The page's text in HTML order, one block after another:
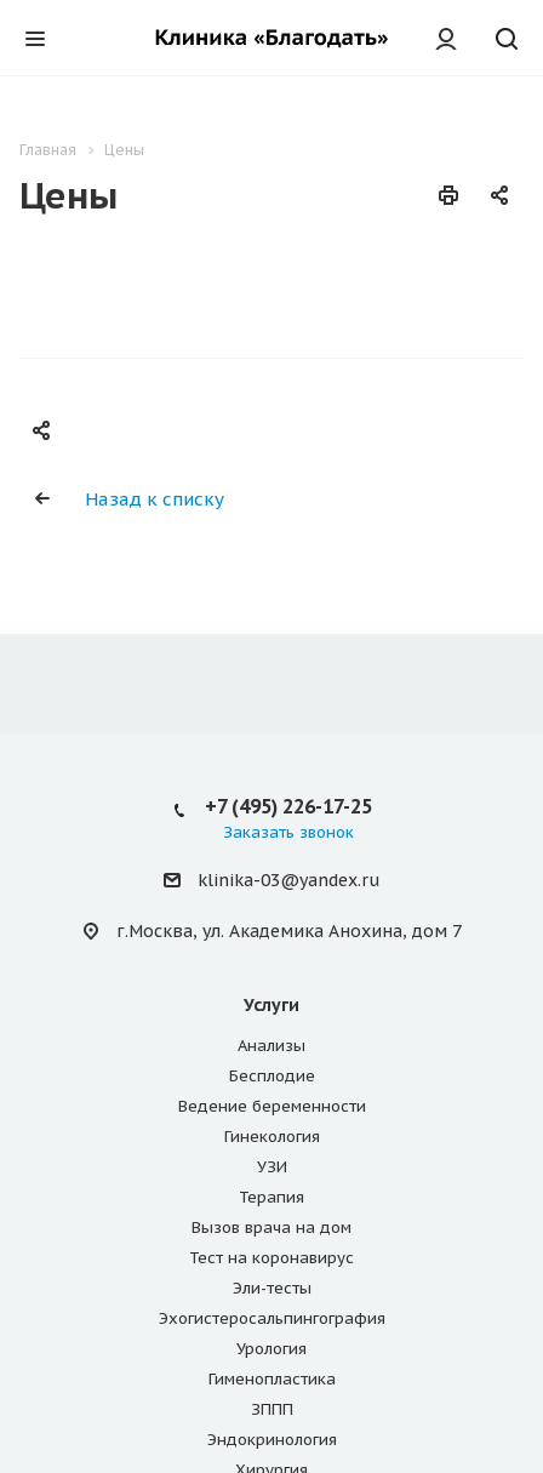
Главная Цены
Цены
Назад к списку
+7 (495) 226-17-25
Заказать звонок
klinika-03@yandex.ru
г.Москва, ул. Академика Анохина, дом 7
Услуги
Анализы
Бесплодие
Ведение беременности
Гинекология
УЗИ
Терапия
Вызов врача на дом
Тест на коронавирус
Эли-тесты
Эхогистеросальпингография
Урология
Гименопластика
ЗППП
Эндокринология